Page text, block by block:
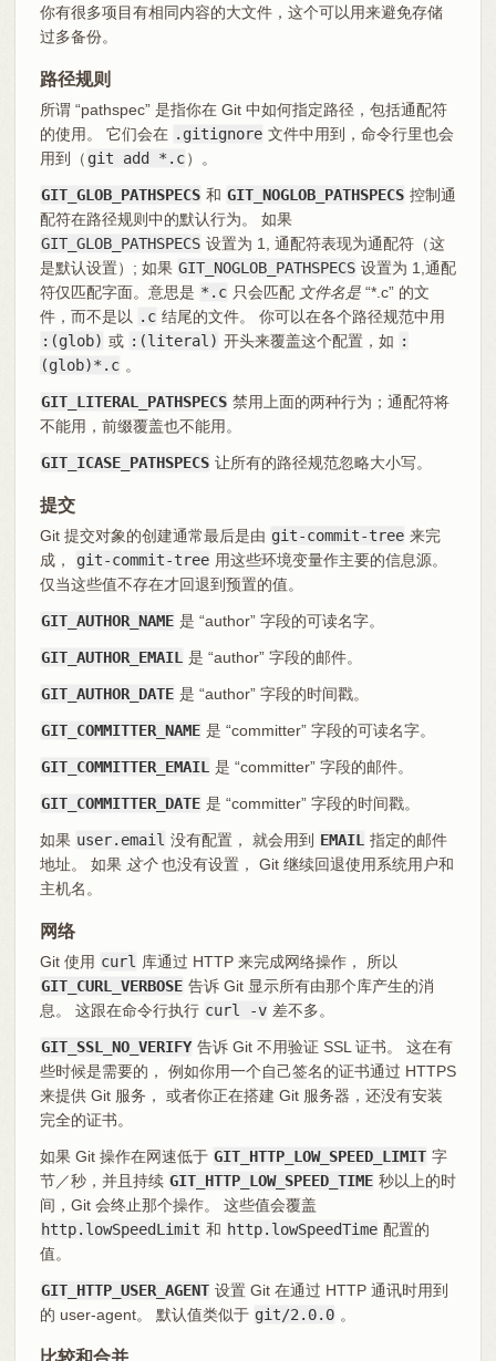
你有很多项目有相同内容的大文件，这个可以用来避免存储
过多备份。
路径规则
所谓 “pathspec” 是指你在 Git 中如何指定路径，包括通配符
的使用。 它们会在 .gitignore 文件中用到，命令行里也会
用到（ git add *.c ）。
GIT_GLOB_PATHSPECS 和 GIT_NOGLOB_PATHSPECS 控制通
配符在路径规则中的默认行为。 如果
GIT_GLOB_PATHSPECS 设置为 1, 通配符表现为通配符（这
是默认设置）; 如果 GIT_NOGLOB_PATHSPECS 设置为 1,通配
符仅匹配字面。意思是 *.c 只会匹配 文件名是“*.c” 的文
件，而不是以
.c 结尾的文件。 你可以在各个路径规范中用
:(glob) 或 :(literal) 开头来覆盖这个配置，如 :
(glob)*.c 。
GIT_LITERAL_PATHSPECS 禁用上面的两种行为；通配符将
不能用，前缀覆盖也不能用。
GIT_ICASE_PATHSPECS 让所有的路径规范忽略大小写。
提交
Git 提交对象的创建通常最后是由 git-commit-tree 来完
成，
git-commit-tree 用这些环境变量作主要的信息源。
仅当这些值不存在才回退到预置的值。
GIT_AUTHOR_NAME 是 “author” 字段的可读名字。
GIT_AUTHOR_EMAIL 是 “author” 字段的邮件。
GIT_AUTHOR_DATE 是 “author” 字段的时间戳。
GIT_COMMITTER_NAME 是 “committer” 字段的可读名字。
GIT_COMMITTER_EMAIL 是 “committer” 字段的邮件。
GIT_COMMITTER_DATE 是 “committer” 字段的时间戳。
如果 user.email 没有配置， 就会用到 EMAIL 指定的邮件
地址。 如果 这个也没有设置， Git 继续回退使用系统用户和
主机名。
网络
Git 使用 curl
库通过 HTTP 来完成网络操作， 所以
GIT_CURL_VERBOSE 告诉 Git 显示所有由那个库产生的消
息。 这跟在命令行执行 curl -v 差不多。
GIT_SSL_NO_VERIFY告诉 Git 不用验证 SSL 证书。 这在有
些时候是需要的， 例如你用一个自己签名的证书通过 HTTPS
来提供 Git 服务， 或者你正在搭建 Git 服务器，还没有安装
完全的证书。
如果 Git 操作在网速低于 GIT_HTTP_LOW_SPEED_LIMIT 字
节／秒，并且持续 GIT_HTTP_LOW_SPEED_TIME 秒以上的时
间，Git 会终止那个操作。 这些值会覆盖
http.lowSpeedLimit 和 http.lowSpeedTime 配置的
值。
GIT_HTTP_USER_AGENT 设置 Git 在通过 HTTP 通讯时用到
的 user-agent。 默认值类似于 git/2.0.0 。